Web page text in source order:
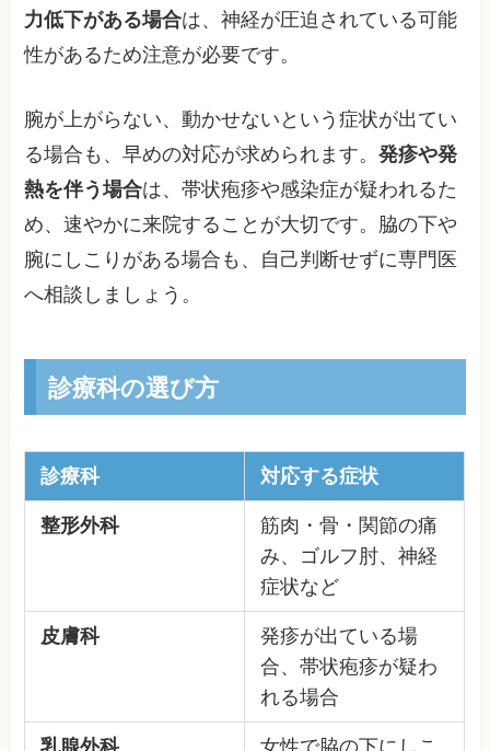
力低下がある場合は、神経が圧迫されている可能
性があるため注意が必要です。
腕が上がらない、動かせないという症状が出てい
る場合も、早めの対応が求められます。発疹や発
熱を伴う場合は、帯状疱疹や感染症が疑われるた
め、速やかに来院することが大切です。脇の下や
腕にしこりがある場合も、自己判断せずに専門医
へ相談しましょう。
診療科の選び方
診療科 対応する症状
整形外科
筋肉・骨・関節の痛
み、ゴルフ肘、神経
症状など
皮膚科
発疹が出ている場
合、帯状疱疹が疑わ
れる場合
乳腺外科 女性で脇の下にしこ